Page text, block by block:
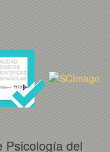
Psicología del